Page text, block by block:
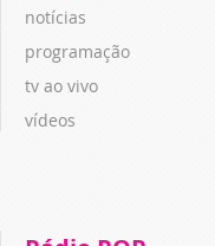
notícias
programação
tv ao vivo
vídeos